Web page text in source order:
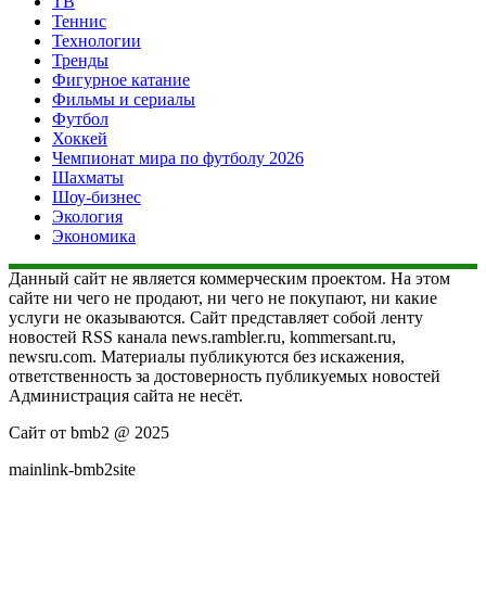
Теннис
Технологии
Тренды
Фигурное катание
Фильмы и сериалы
Футбол
Хоккей
Чемпионат мира по футболу 2026
Шахматы
Шоу-бизнес
Экология
Экономика
Данный сайт не является коммерческим проектом. На этом
сайте ни чего не продают, ни чего не покупают, ни какие
услуги не оказываются. Сайт представляет собой ленту
новостей RSS канала news.rambler.ru, kommersant.ru,
newsru.com. Материалы публикуются без искажения,
ответственность за достоверность публикуемых новостей
Администрация сайта не несёт.
Сайт от bmb2 @ 2025
mainlink-bmb2site